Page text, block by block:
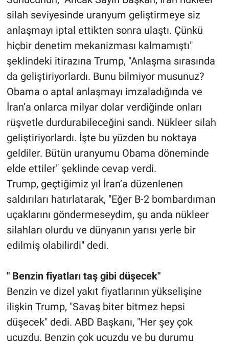
silah seviyesinde uranyum geliştirmeye siz
anlaşmayı iptal ettikten sonra ulaştı. Çünkü
hiçbir denetim mekanizması kalmamıştı"
şeklindeki itirazına Trump, "Anlaşma sırasında
da geliştiriyorlardı. Bunu bilmiyor musunuz?
Obama o aptal anlaşmayı imzaladığında ve
İran’a onlarca milyar dolar verdiğinde onları
rüşvetle durdurabileceğini sandı. Nükleer silah
geliştiriyorlardı. İşte bu yüzden bu noktaya
geldiler. Bütün uranyumu Obama döneminde
elde ettiler" şeklinde cevap verdi.
Trump, geçtiğimiz yıl İran’a düzenlenen
saldırıları hatırlatarak, "Eğer B-2 bombardıman
uçaklarını göndermeseydim, şu anda nükleer
silahları olurdu ve dünyanın yarısı yerle bir
edilmiş olabilirdi" dedi.
" Benzin fiyatları taş gibi düşecek"
Benzin ve dizel yakıt fiyatlarının yükselişine
ilişkin Trump, "Savaş biter bitmez hepsi
düşecek" dedi. ABD Başkanı, "Her şey çok
ucuzdu. Benzin çok ucuzdu ve bu durumu